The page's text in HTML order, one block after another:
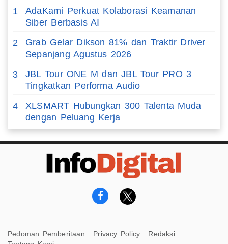
1
AdaKami Perkuat Kolaborasi Keamanan
Siber Berbasis AI
2
Grab Gelar Dikson 81% dan Traktir Driver
Sepanjang Agustus 2026
3
JBL Tour ONE M dan JBL Tour PRO 3
Tingkatkan Performa Audio
4
XLSMART Hubungkan 300 Talenta Muda
dengan Peluang Kerja
Pedoman Pemberitaan Privacy Policy
Redaksi